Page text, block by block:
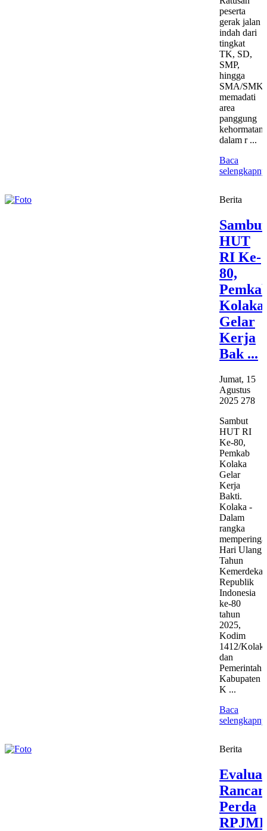
peserta
gerak jalan
indah dari
tingkat
TK, SD,
SMP,
hingga
SMA/
memadati
area
panggung
kehormatan,
dalam r ...
Baca
Berita
Sambut
HUT
RI Ke-
80,
Kolaka
Gelar
Kerja
Bak ...
Jumat, 15
Agustus
2025 278
Sambut
HUT RI
Ke-80,
Pemkab
Kolaka
Gelar
Kerja
Bakti.
Kolaka -
Dalam
rangka
Hari Ulang
Tahun
Republik
Indonesia
ke-80
tahun
2025,
Kodim
1412/
dan
Pemerintah
Kabupaten
K ...
Baca
Berita
Perda